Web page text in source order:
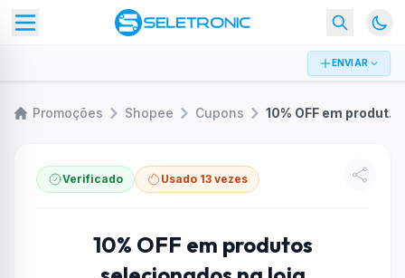
ENVIAR
Promoções Shopee Cupons 10% OFF em produtos selecionados na loja AMOBELEZA no Shopee
Verificado Usado 13 vezes
10% OFF em produtos